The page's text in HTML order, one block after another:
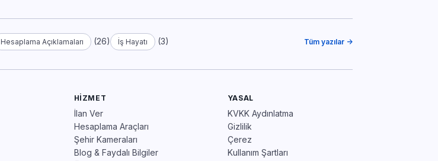
Hesaplama Açıklamaları (26) İş Hayatı (3) Tüm yazılar →
HIZMET
İlan Ver
Hesaplama Araçları
Şehir Kameraları
Blog & Faydalı Bilgiler
YASAL
KVKK Aydınlatma
Gizlilik
Çerez
Kullanım Şartları